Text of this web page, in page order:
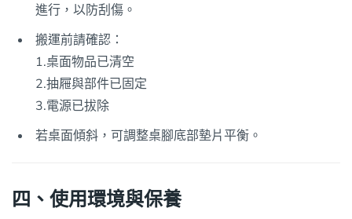
進行，以防刮傷。
搬運前請確認：
1.桌面物品已清空
2.抽屜與部件已固定
3.電源已拔除
若桌面傾斜，可調整桌腳底部墊片平衡。
四、使用環境與保養